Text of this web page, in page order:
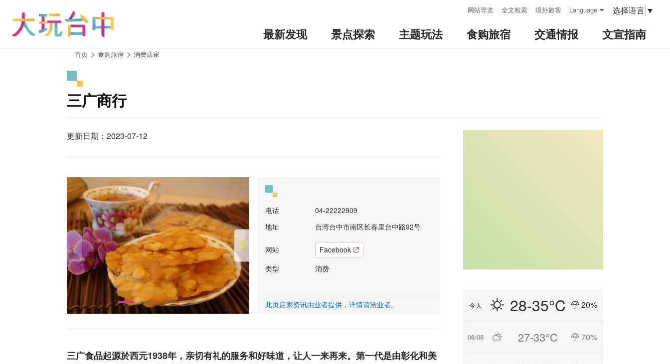
网站导览 全文检索 境外旅客 Language 选择语言 ▼
最新发现 景点探索 主题玩法 食购旅宿 交通情报 文宣指南
首页 食购旅宿 消费店家
三广商行
更新日期：2023-07-12
电话
04-22222909
地址
台湾台中市南区长春里台中路92号
网站
Facebook
类型
消费
此页店家资讯由业者提供，详情请洽业者。
三广食品起源於西元1938年，亲切有礼的服务和好味道，让人一来再来。第一代是由彰化和美
今天 28-35°C 20%
08/08 27-33°C 70%